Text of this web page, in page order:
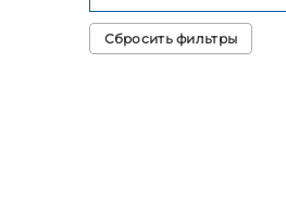
Сбросить фильтры